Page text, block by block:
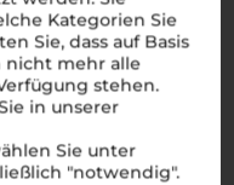
Kategorien Sie
Sie, dass auf Basis
nicht mehr alle
stehen.
in unserer
Sie unter
"notwendig".
sind wie ein
den unverfälschten
– ein Genuss, der